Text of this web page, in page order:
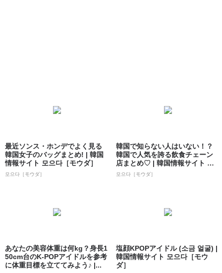
最近ソンス・ホンデでよく見る
韓国女子のバッグまとめ! | 韓国
情報サイト 모으다［モウダ］
모으다［モウダ］
韓国で知らない人はいない！？
韓国で人気を誇る飲食チェーン
店まとめ♡ | 韓国情報サイト 모
으다［モ...
모으다［モウダ］
あなたの美容体重は何kg？身長1
50cm台のK-POPアイドルを参考
に体重目標を立ててみよう♪ |...
塩顔KPOPアイドル (소금 얼굴) |
韓国情報サイト 모으다［モウ
ダ］